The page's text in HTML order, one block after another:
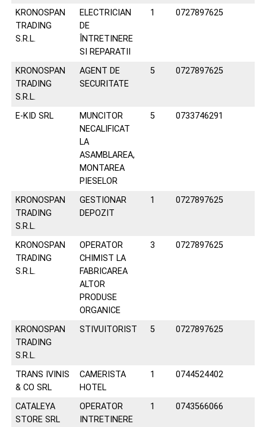
KRONOSPAN
TRADING
S.R.L.
ELECTRICIAN
DE
ÎNTRETINERE
SI REPARATII
1 0727897625
KRONOSPAN
TRADING
S.R.L.
AGENT DE
SECURITATE
5 0727897625
E-KID SRL
MUNCITOR
NECALIFICAT
LA
ASAMBLAREA,
MONTAREA
PIESELOR
5 0733746291
KRONOSPAN
TRADING
S.R.L.
GESTIONAR
DEPOZIT
1 0727897625
KRONOSPAN
TRADING
S.R.L.
OPERATOR
CHIMIST LA
FABRICAREA
ALTOR
PRODUSE
ORGANICE
3 0727897625
KRONOSPAN
TRADING
S.R.L.
STIVUITORIST 5 0727897625
TRANS IVINIS
& CO SRL
CAMERISTA
HOTEL
1 0744524402
CATALEYA
STORE SRL
OPERATOR
INTRETINERE
1 0743566066